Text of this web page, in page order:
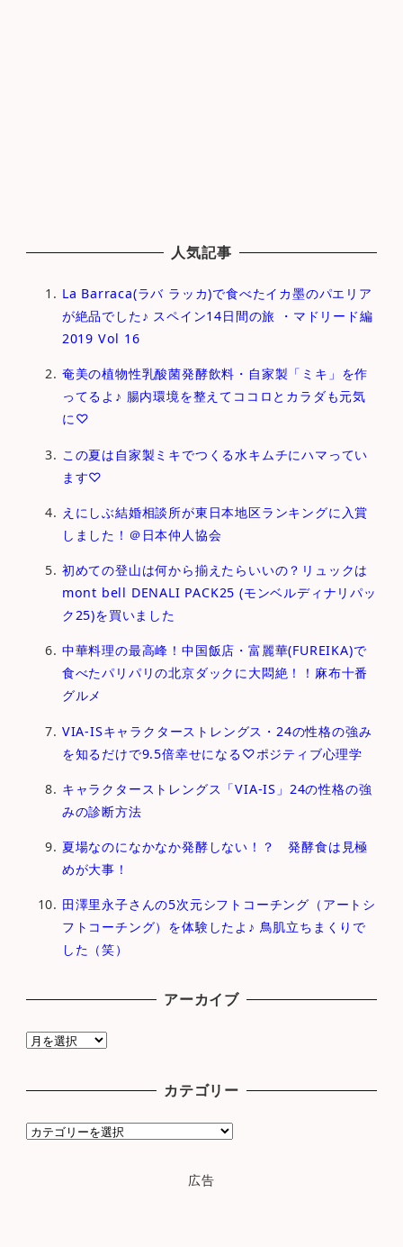
人気記事
La Barraca(ラバ ラッカ)で食べたイカ墨のパエリア
が絶品でした♪ スペイン14日間の旅 ・マドリード編
2019 Vol 16
奄美の植物性乳酸菌発酵飲料・自家製「ミキ」を作
ってるよ♪ 腸内環境を整えてココロとカラダも元気
に♡
この夏は自家製ミキでつくる水キムチにハマってい
ます♡
えにしぶ結婚相談所が東日本地区ランキングに入賞
しました！＠日本仲人協会
初めての登山は何から揃えたらいいの？リュックは
mont bell DENALI PACK25 (モンベルディナリパッ
ク25)を買いました
中華料理の最高峰！中国飯店・富麗華(FUREIKA)で
食べたパリパリの北京ダックに大悶絶！！麻布十番
グルメ
VIA-ISキャラクターストレングス・24の性格の強み
を知るだけで9.5倍幸せになる♡ポジティブ心理学
キャラクターストレングス「VIA-IS」24の性格の強
みの診断方法
夏場なのになかなか発酵しない！？ 発酵食は見極
めが大事！
田澤里永子さんの5次元シフトコーチング（アートシ
フトコーチング）を体験したよ♪ 鳥肌立ちまくりで
した（笑）
アーカイブ
ア
ブ
カテゴリー
カ
広告